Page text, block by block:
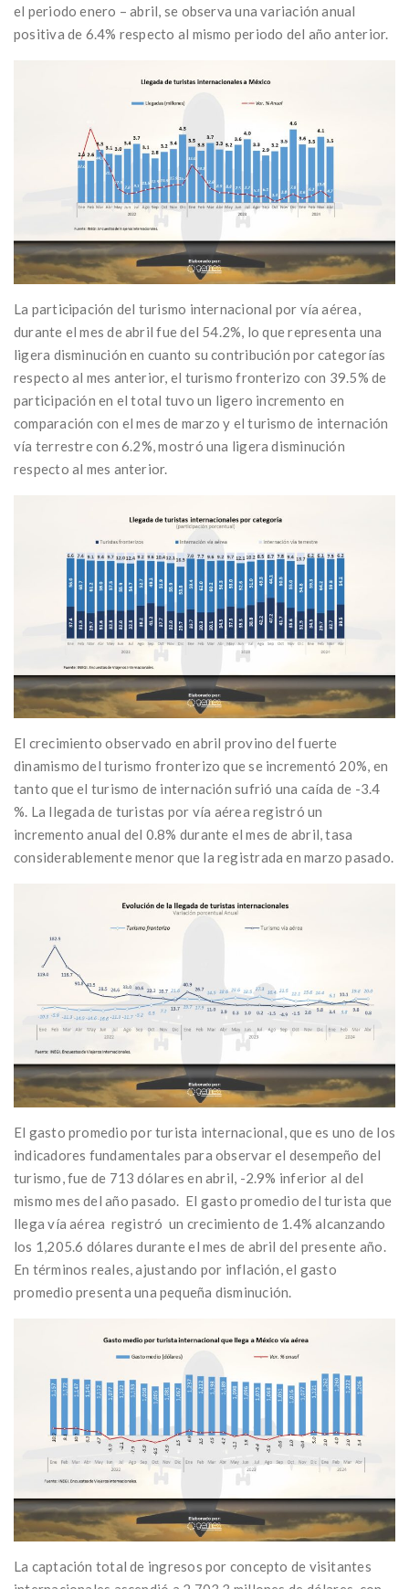
el periodo enero – abril, se observa una variación anual
positiva de 6.4% respecto al mismo periodo del año anterior.
La participación del turismo internacional por vía aérea,
durante el mes de abril fue del 54.2%, lo que representa una
ligera disminución en cuanto su contribución por categorías
respecto al mes anterior, el turismo fronterizo con 39.5% de
participación en el total tuvo un ligero incremento en
comparación con el mes de marzo y el turismo de internación
vía terrestre con 6.2%, mostró una ligera disminución
respecto al mes anterior.
El crecimiento observado en abril provino del fuerte
dinamismo del turismo fronterizo que se incrementó 20%, en
tanto que el turismo de internación sufrió una caída de -3.4
%. La llegada de turistas por vía aérea registró un
incremento anual del 0.8% durante el mes de abril, tasa
considerablemente menor que la registrada en marzo pasado.
El gasto promedio por turista internacional, que es uno de los
indicadores fundamentales para observar el desempeño del
turismo, fue de 713 dólares en abril, -2.9% inferior al del
mismo mes del año pasado. El gasto promedio del turista que
llega vía aérea registró un crecimiento de 1.4% alcanzando
los 1,205.6 dólares durante el mes de abril del presente año.
En términos reales, ajustando por inflación, el gasto
promedio presenta una pequeña disminución.
La captación total de ingresos por concepto de visitantes